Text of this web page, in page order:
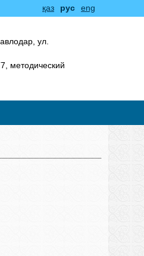
қаз рус eng
ул.
методический